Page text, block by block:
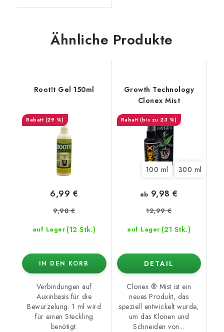
Ähnliche Produkte
Root!t Gel 150ml
(29 %)
auf Lager (12 Stk.)
6,99 €
9,98 €
IN DEN KORB
Verbindungen auf
Auxinbasis für die
Bewurzelung. 1 ml wird
für einen Steckling
benötigt.
Growth Technology
Clonex Mist
(bis zu 23 %)
100 ml 300 ml
auf Lager (21 Stk.)
ab 9,98 €
12,99 €
DETAIL
Clonex ® Mist ist ein
neues Produkt, das
speziell entwickelt wurde,
um das Klonen und
Schneiden von...